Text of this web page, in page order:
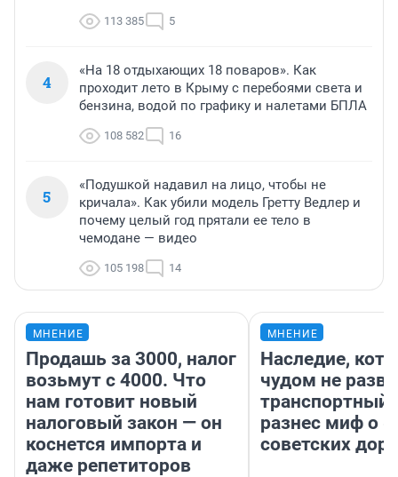
113 385 5
4
«На 18 отдыхающих 18 поваров». Как
проходит лето в Крыму с перебоями света и
бензина, водой по графику и налетами БПЛА
108 582 16
5
«Подушкой надавил на лицо, чтобы не
кричала». Как убили модель Гретту Ведлер и
почему целый год прятали ее тело в
чемодане — видео
105 198 14
МНЕНИЕ
Продашь за 3000, налог
возьмут с 4000. Что
нам готовит новый
налоговый закон — он
коснется импорта и
даже репетиторов
МНЕНИЕ
Наследие,
чудом не
транспортный
разнес миф о
советских